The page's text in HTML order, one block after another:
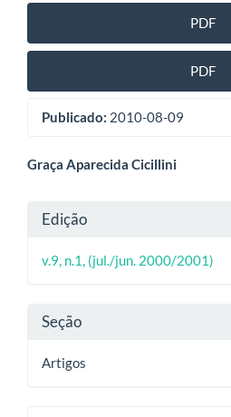
PDF
PDF
Publicado: 2010-08-09
Conteúdo
artigo
principal
Graça Aparecida Cicillini
Detalhes
do
artigo
Edição
v.9, n.1, (jul./jun. 2000/2001)
Seção
Artigos